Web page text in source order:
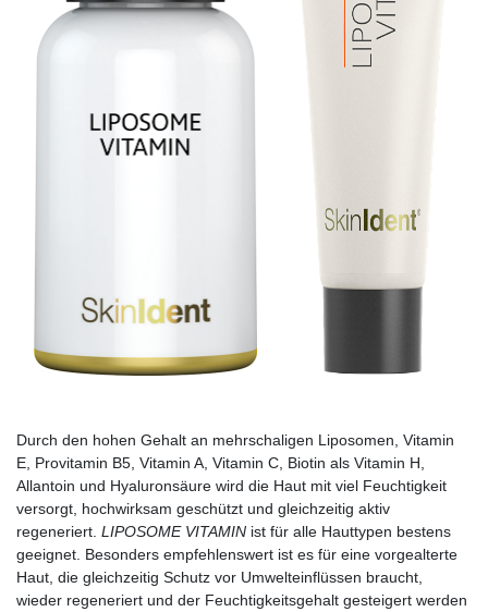
Durch den hohen Gehalt an mehrschaligen Liposomen, Vitamin
E, Provitamin B5, Vitamin A, Vitamin C, Biotin als Vitamin H,
Allantoin und Hyaluronsäure wird die Haut mit viel Feuchtigkeit
versorgt, hochwirksam geschützt und gleichzeitig aktiv
regeneriert. LIPOSOME VITAMIN ist für alle Hauttypen bestens
geeignet. Besonders empfehlenswert ist es für eine vorgealterte
Haut, die gleichzeitig Schutz vor Umwelteinflüssen braucht,
wieder regeneriert und der Feuchtigkeitsgehalt gesteigert werden